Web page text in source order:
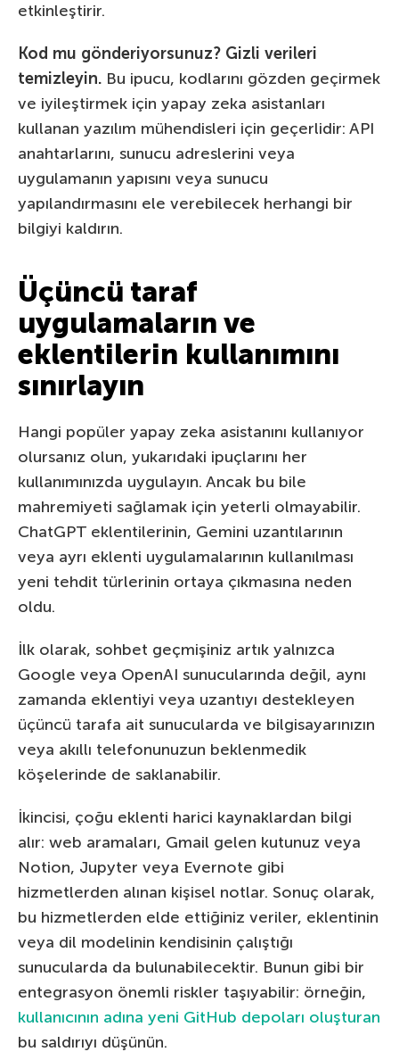
etkinleştirir.
Kod mu gönderiyorsunuz? Gizli verileri
temizleyin. Bu ipucu, kodlarını gözden geçirmek
ve iyileştirmek için yapay zeka asistanları
kullanan yazılım mühendisleri için geçerlidir: API
anahtarlarını, sunucu adreslerini veya
uygulamanın yapısını veya sunucu
yapılandırmasını ele verebilecek herhangi bir
bilgiyi kaldırın.
Üçüncü taraf
uygulamaların ve
eklentilerin kullanımını
sınırlayın
Hangi popüler yapay zeka asistanını kullanıyor
olursanız olun, yukarıdaki ipuçlarını her
kullanımınızda uygulayın. Ancak bu bile
mahremiyeti sağlamak için yeterli olmayabilir.
ChatGPT eklentilerinin, Gemini uzantılarının
veya ayrı eklenti uygulamalarının kullanılması
yeni tehdit türlerinin ortaya çıkmasına neden
oldu.
İlk olarak, sohbet geçmişiniz artık yalnızca
Google veya OpenAI sunucularında değil, aynı
zamanda eklentiyi veya uzantıyı destekleyen
üçüncü tarafa ait sunucularda ve bilgisayarınızın
veya akıllı telefonunuzun beklenmedik
köşelerinde de saklanabilir.
İkincisi, çoğu eklenti harici kaynaklardan bilgi
alır: web aramaları, Gmail gelen kutunuz veya
Notion, Jupyter veya Evernote gibi
hizmetlerden alınan kişisel notlar. Sonuç olarak,
bu hizmetlerden elde ettiğiniz veriler, eklentinin
veya dil modelinin kendisinin çalıştığı
sunucularda da bulunabilecektir. Bunun gibi bir
entegrasyon önemli riskler taşıyabilir: örneğin,
kullanıcının adına yeni GitHub depoları oluşturan
bu saldırıyı düşünün.